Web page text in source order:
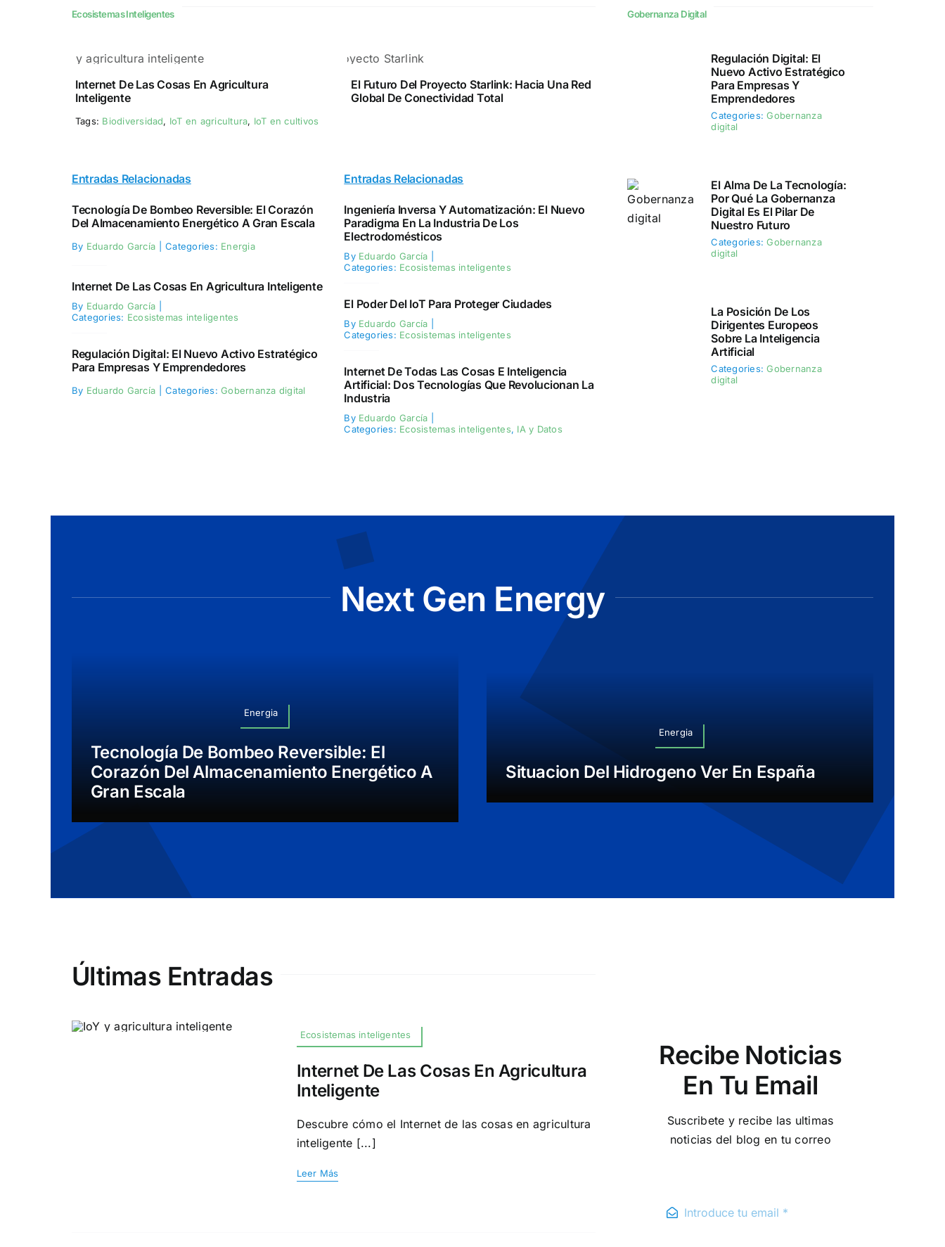
Ecosistemas Inteligentes
Iot y
agricultura
Internet De Las Cosas En Agricultura
Inteligente
Tags: Biodiversidad, IoT en agricultura, IoT en cultivos
Starlink-
1
El Futuro Del Proyecto Starlink: Hacia Una Red
Global De Conectividad Total
Entradas Relacionadas
Tecnología De Bombeo Reversible: El Corazón
Del Almacenamiento Energético A Gran Escala
By Eduardo García Categories: Energia
Internet De Las Cosas En Agricultura Inteligente
By Eduardo García
Categories: Ecosistemas inteligentes
Regulación Digital: El Nuevo Activo Estratégico
Para Empresas Y Emprendedores
By Eduardo García Categories:Gobernanza digital
Entradas Relacionadas
Ingeniería Inversa Y Automatización: El Nuevo
Paradigma En La Industria De Los
Electrodomésticos
By Eduardo García
Categories: Ecosistemas inteligentes
El Poder Del IoT Para Proteger Ciudades
By Eduardo García
Categories: Ecosistemas inteligentes
Internet De Todas Las Cosas E Inteligencia
Artificial: Dos Tecnologías Que Revolucionan La
Industria
By Eduardo García
Categories: Ecosistemas inteligentes, IA y Datos
Gobernanza Digital
Regulación Digital: El
Nuevo Activo Estratégico
Para Empresas Y
Emprendedores
Categories:Gobernanza
digital
El Alma De La Tecnología:
Por Qué La Gobernanza
Digital Es El Pilar De
Nuestro Futuro
Categories:Gobernanza
digital
La Posición De Los
Dirigentes Europeos
Sobre La Inteligencia
Artificial
Categories:Gobernanza
digital
Next Gen Energy
Energia
Tecnología De Bombeo Reversible: El
Corazón Del Almacenamiento Energético A
Gran Escala
Energia
Situacion Del Hidrogeno Ver En España
Últimas Entradas
Ecosistemas inteligentes
Internet De Las Cosas En Agricultura
Inteligente
Descubre cómo el Internet de las cosas en agricultura
inteligente [...]
Leer Más
Recibe Noticias
En Tu Email
Suscribete y recibe las ultimas
noticias del blog en tu correo